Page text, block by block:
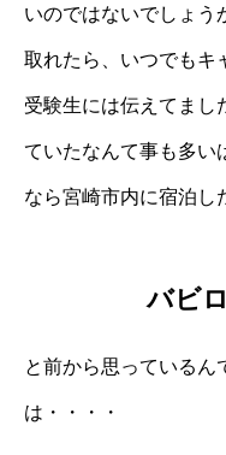
いのではないでしょう
取れたら、いつでもキ
受験生には伝えてまし
ていたなんて事も多い
なら宮崎市内に宿泊し
バビ
と前から思っているん
は・・・・